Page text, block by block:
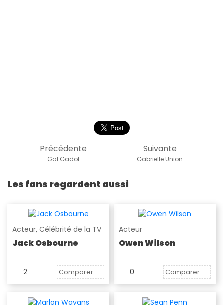
Suivante
Gabrielle Union
Précédente
Gal Gadot
Les fans regardent aussi
Acteur, Célébrité de la TV
Jack Osbourne
2 Comparer
Acteur
Owen Wilson
0 Comparer